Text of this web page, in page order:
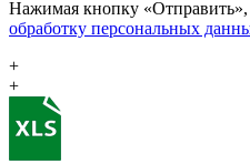
Нажимая кнопку «Отправить»,
обработку персональных
+
+